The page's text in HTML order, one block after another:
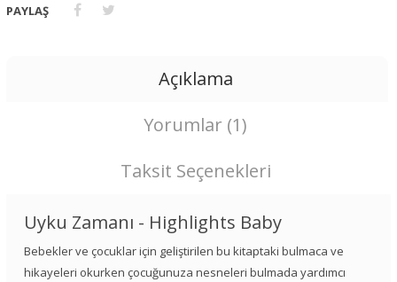
PAYLAŞ
Açıklama
Yorumlar (1)
Taksit Seçenekleri
Uyku Zamanı - Highlights Baby
Bebekler ve çocuklar için geliştirilen bu kitaptaki bulmaca ve
hikayeleri okurken çocuğunuza nesneleri bulmada yardımcı